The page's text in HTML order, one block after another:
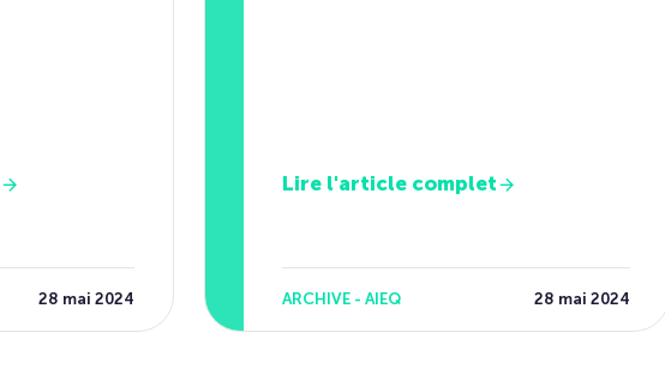
28 mai 2024
Lire l'article complet
ARCHIVE - AIEQ 28 mai 2024